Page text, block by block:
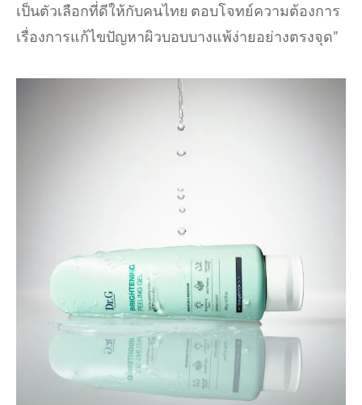
เป็นตัวเลือกที่ดีให้กับคนไทย ตอบโจทย์ความต้องการ
เรื่องการแก้ไขปัญหาผิวบอบบางแพ้ง่ายอย่างตรงจุด”